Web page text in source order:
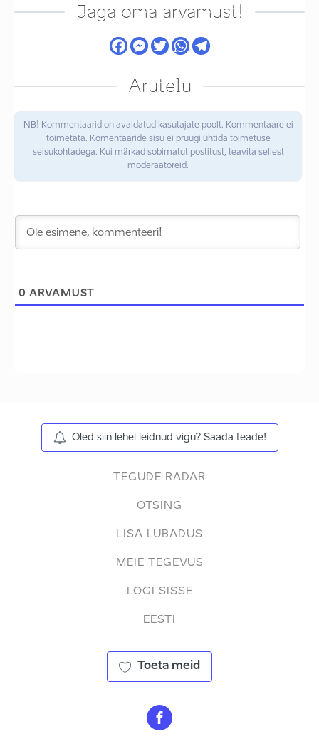
Jaga oma arvamust!
Arutelu
NB! Kommentaarid on avaldatud kasutajate poolt. Kommentaare ei
toimetata. Komentaaride sisu ei pruugi ühtida toimetuse
seisukohtadega. Kui märkad sobimatut postitust, teavita sellest
moderaatoreid.
0 ARVAMUST
Oled siin lehel leidnud vigu? Saada teade!
TEGUDE RADAR
OTSING
LISA LUBADUS
MEIE TEGEVUS
LOGI SISSE
EESTI
Toeta meid